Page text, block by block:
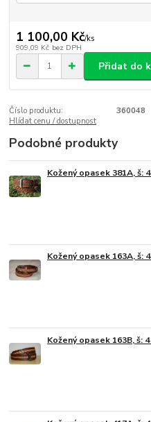
1 100,00 Kč/ks
909,09 Kč bez DPH
Přidat do
Číslo produktu:
360048
Hlídat cenu / dostupnost
Podobné produkty
Kožený opasek 381A, š:
Kožený opasek 163A, š:
Kožený opasek 163B, š: